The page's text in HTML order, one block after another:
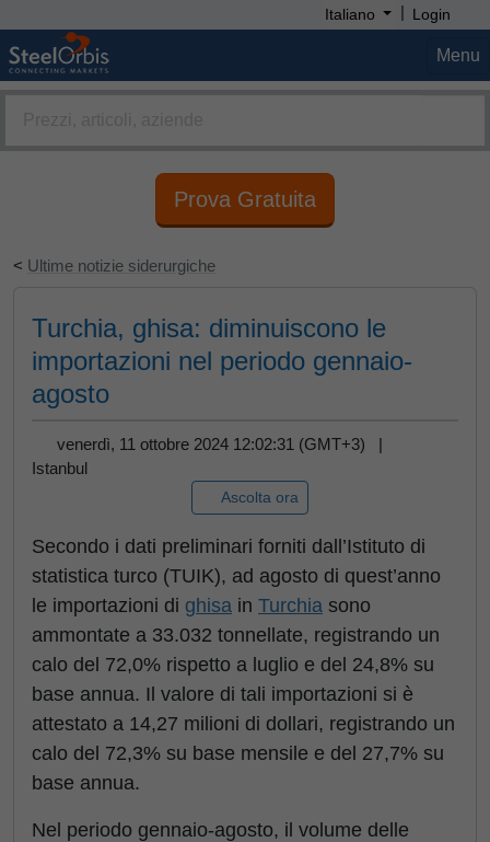
Italiano | Login
Menu
Prova Gratuita
< Ultime notizie siderurgiche
Turchia, ghisa: diminuiscono le
importazioni nel periodo gennaio-
agosto
venerdì, 11 ottobre 2024 12:02:31 (GMT+3) |
Istanbul
Ascolta ora
Secondo i dati preliminari forniti dall’Istituto di
statistica turco (TUIK), ad agosto di quest’anno
le importazioni di ghisa in Turchia sono
ammontate a 33.032 tonnellate, registrando un
calo del 72,0% rispetto a luglio e del 24,8% su
base annua. Il valore di tali importazioni si è
attestato a 14,27 milioni di dollari, registrando un
calo del 72,3% su base mensile e del 27,7% su
base annua.
Nel periodo gennaio-agosto, il volume delle